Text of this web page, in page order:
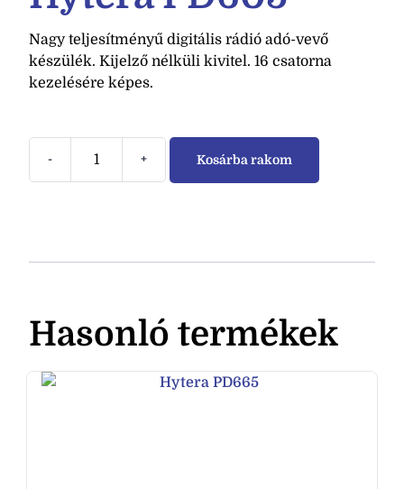
Nagy teljesítményű digitális rádió adó-vevő
készülék. Kijelző nélküli kivitel. 16 csatorna
kezelésére képes.
- + Kosárba rakom
Hasonló termékek